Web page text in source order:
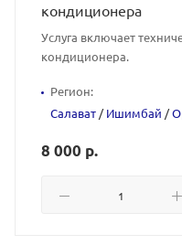
кондиционера
Услуга включает
кондиционера.
Регион:
Салават /Ишимбай /
8 000 р.